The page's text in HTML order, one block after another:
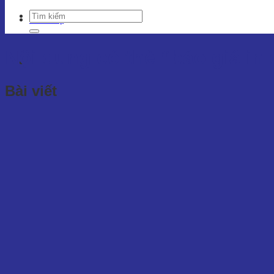
Liên hệ
Nội dung có thẻ
Bài viết